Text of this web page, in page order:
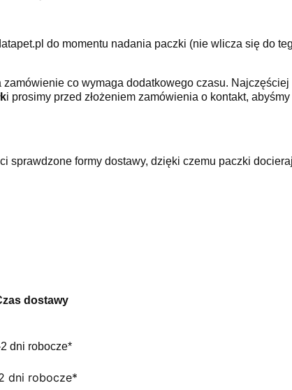
do momentu nadania paczki (nie wlicza się do
co wymaga dodatkowego czasu. Najczęściej
i prosimy przed złożeniem zamówienia o kontakt,
formy dostawy, dzięki czemu paczki
dostawy
dni robocze*
dni robocze*